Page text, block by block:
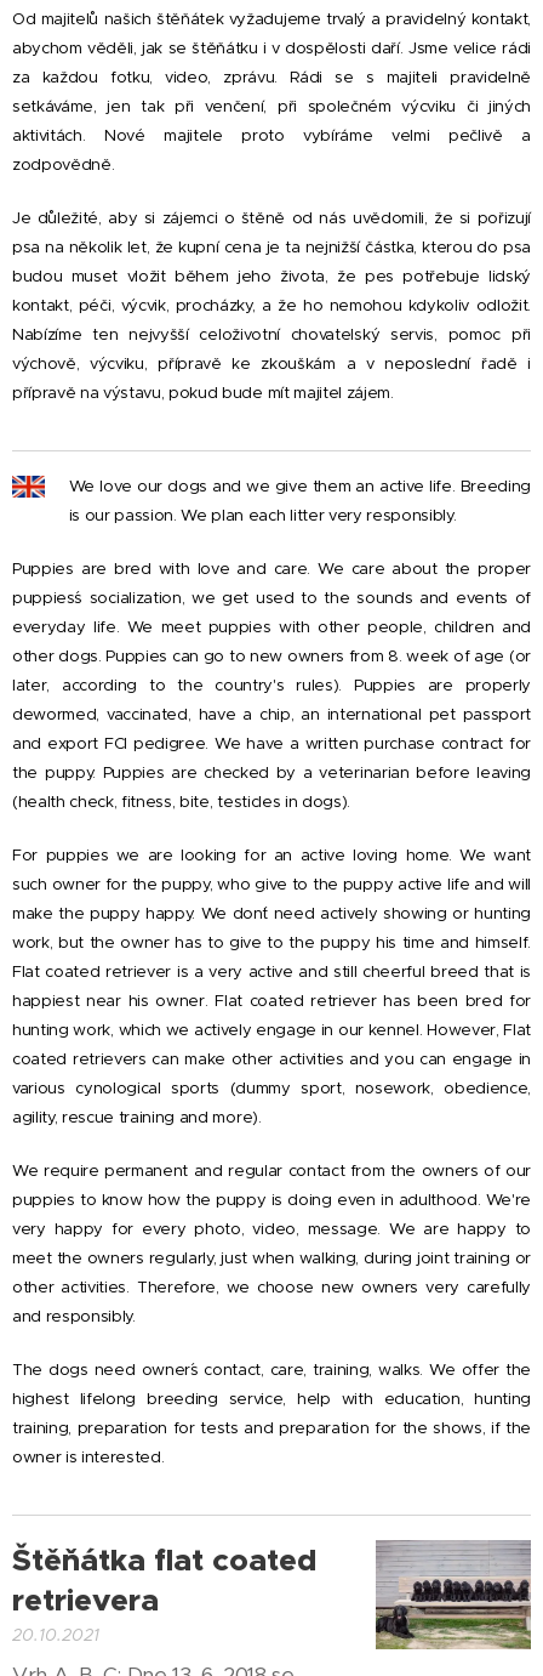
Od majitelů našich štěňátek vyžadujeme trvalý a pravidelný kontakt,
abychom věděli, jak se štěňátku i v dospělosti daří. Jsme velice rádi
za každou fotku, video, zprávu. Rádi se s majiteli pravidelně
setkáváme, jen tak při venčení, při společném výcviku či jiných
aktivitách. Nové majitele proto vybíráme velmi pečlivě a
zodpovědně.
Je důležité, aby si zájemci o štěně od nás uvědomili, že si pořizují
psa na několik let, že kupní cena je ta nejnižší částka, kterou do psa
budou muset vložit během jeho života, že pes potřebuje lidský
kontakt, péči, výcvik, procházky, a že ho nemohou kdykoliv odložit.
Nabízíme ten nejvyšší celoživotní chovatelský servis, pomoc při
výchově, výcviku, přípravě ke zkouškám a v neposlední řadě i
přípravě na výstavu, pokud bude mít majitel zájem.
We love our dogs and we give them an active life. Breeding
is our passion. We plan each litter very responsibly.
Puppies are bred with love and care. We care about the proper
puppies´s socialization, we get used to the sounds and events of
everyday life. We meet puppies with other people, children and
other dogs. Puppies can go to new owners from 8. week of age (or
later, according to the country's rules). Puppies are properly
dewormed, vaccinated, have a chip, an international pet passport
and export FCI pedigree. We have a written purchase contract for
the puppy. Puppies are checked by a veterinarian before leaving
(health check, fitness, bite, testicles in dogs).
For puppies we are looking for an active loving home. We want
such owner for the puppy, who give to the puppy active life and will
make the puppy happy. We don´t need actively showing or hunting
work, but the owner has to give to the puppy his time and himself.
Flat coated retriever is a very active and still cheerful breed that is
happiest near his owner. Flat coated retriever has been bred for
hunting work, which we actively engage in our kennel. However, Flat
coated retrievers can make other activities and you can engage in
various cynological sports (dummy sport, nosework, obedience,
agility, rescue training and more).
We require permanent and regular contact from the owners of our
puppies to know how the puppy is doing even in adulthood. We're
very happy for every photo, video, message. We are happy to
meet the owners regularly, just when walking, during joint training or
other activities. Therefore, we choose new owners very carefully
and responsibly.
The dogs need owner´s contact, care, training, walks. We offer the
highest lifelong breeding service, help with education, hunting
training, preparation for tests and preparation for the shows, if the
owner is interested.
Štěňátka flat coated
retrievera
20.10.2021